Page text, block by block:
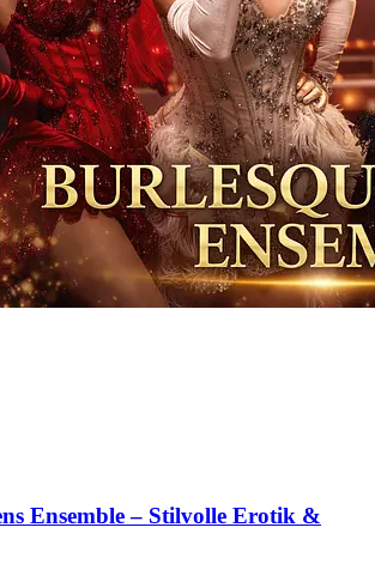
Ensemble – Stilvolle Erotik &